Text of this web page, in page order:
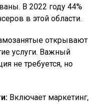
В 2022 году 44%
в этой области.
открывают
услуги. Важный
не требуется, но
Включает маркетинг,